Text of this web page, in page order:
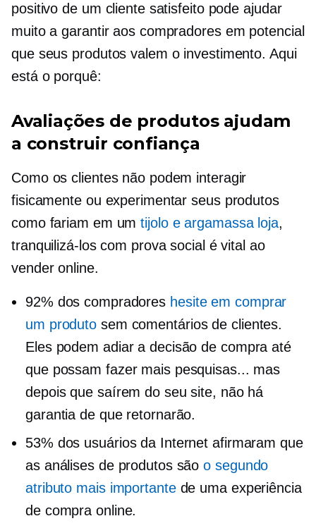
positivo de um cliente satisfeito pode ajudar
muito a garantir aos compradores em potencial
que seus produtos valem o investimento. Aqui
está o porquê:
Avaliações de produtos ajudam
a construir confiança
Como os clientes não podem interagir
fisicamente ou experimentar seus produtos
como fariam em umtijolo e argamassaloja,
tranquilizá-los com prova social é vital ao
vender online.
92% dos compradores hesite em comprar
um produto sem comentários de clientes.
Eles podem adiar a decisão de compra até
que possam fazer mais pesquisas... mas
depois que saírem do seu site, não há
garantia de que retornarão.
53% dos usuários da Internet afirmaram que
as análises de produtos sãoo segundo
atributo mais importantede uma experiência
de compra online.